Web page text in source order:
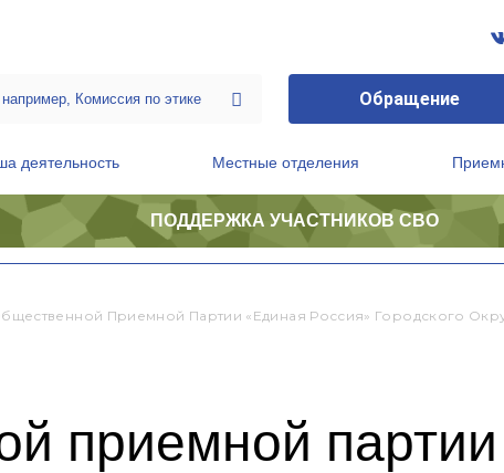
Обращение
деятельность Местные отделения
ПОДДЕРЖКА УЧАСТНИКОВ СВО
Приемной Партии «Единая Россия» Городского
приемной